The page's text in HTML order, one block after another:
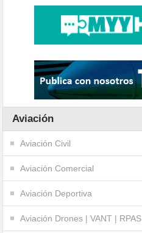
Aviación
Aviación Civil
Aviación Comercial
Aviación Deportiva
Aviación Drones | VANT | RPAS